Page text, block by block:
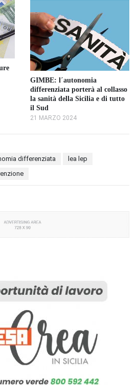
GIMBE: l´autonomia
differenziata porterà al collasso
la sanità della Sicilia e di tutto
il Sud
21 MARZO 2024
differenziata
lea lep